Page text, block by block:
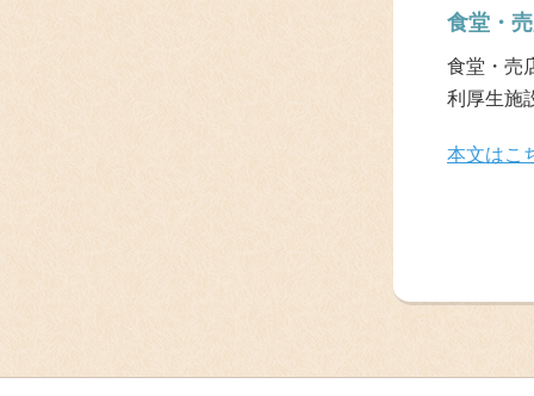
食堂・
食堂・売
利厚生施
本文はこ